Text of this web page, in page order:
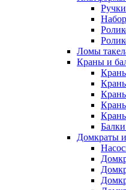
Ломы
Краны и
Домкраты